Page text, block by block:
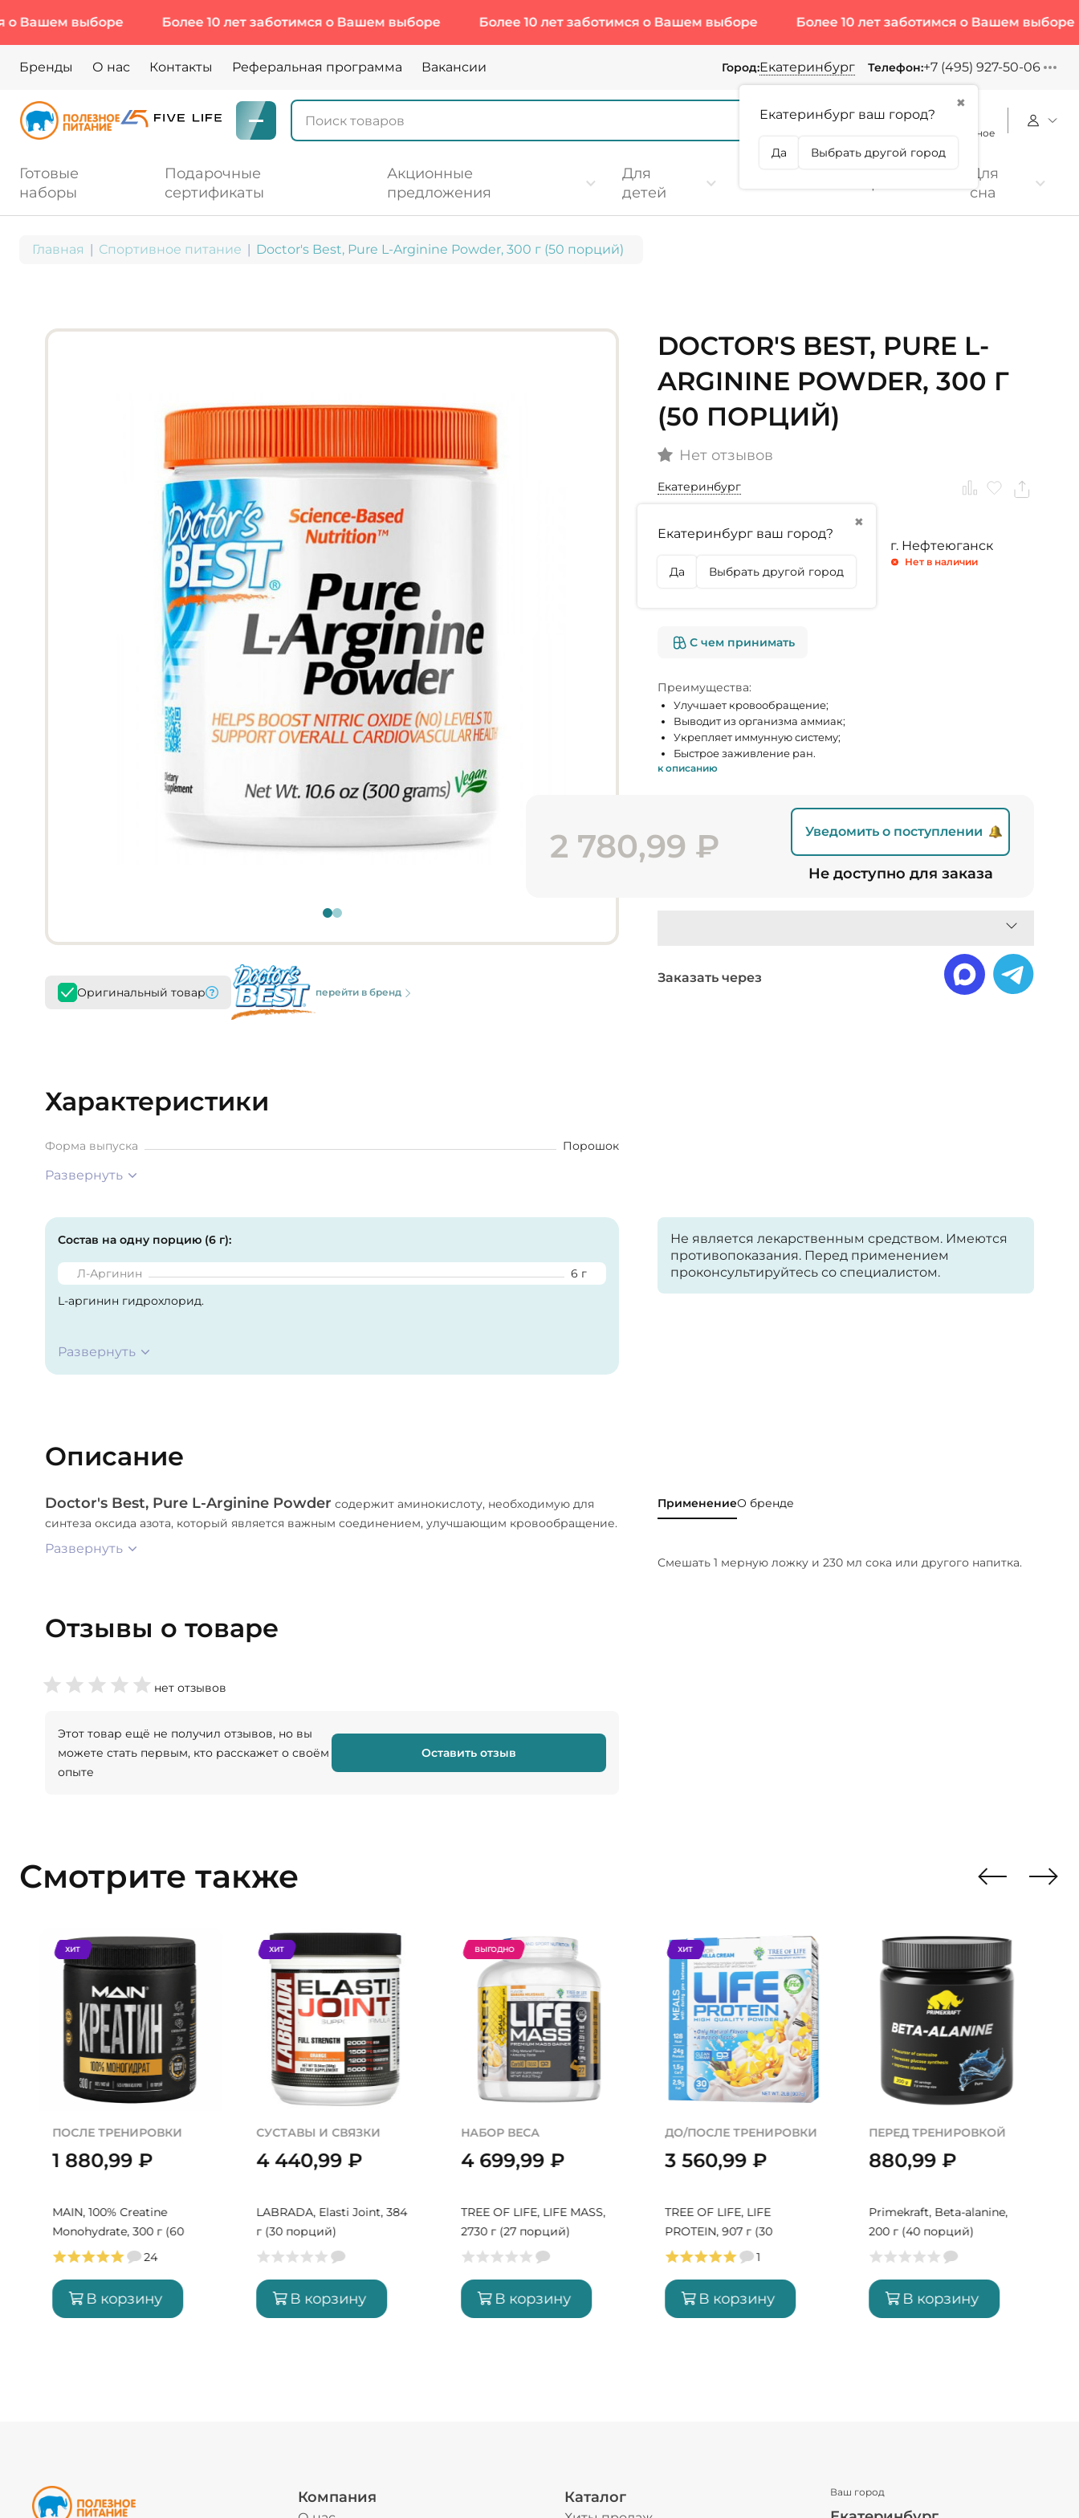
выборе Более 10 лет заботимся о Вашем выборе Более 10 лет заботимся о Вашем выборе Более 10 лет заботимся о Вашем выборе
Бренды О нас Контакты Реферальная программа Вакансии Город:Екатеринбург
✖
Екатеринбург ваш город?
Да Выбрать другой город
Телефон:+7 (495) 927-50-06
Избранное
Готовые
наборы
Подарочные
сертификаты
Акционные
предложения
Для
детей
Для
сна
Главная Спортивное питание Doctor's Best, Pure L-Arginine Powder, 300 г (50 порций)
Оригинальный товар перейти в бренд
DOCTOR'S BEST, PURE L-
ARGININE POWDER, 300 Г
(50 ПОРЦИЙ)
Нет отзывов
Екатеринбург
✖
Екатеринбург ваш город?
Да Выбрать другой город
г. Екатеринбург г. Тюмень г. Нефтеюганск
Нет в наличии
С чем принимать
Преимущества:
Улучшает кровообращение;
Выводит из организма аммиак;
Укрепляет иммунную систему;
Быстрое заживление ран.
к описанию
2 780,99 ₽ Уведомить о поступлении
Не доступно для заказа
Заказать через
Характеристики
Форма выпуска Порошок
Развернуть
Не является лекарственным средством. Имеются
противопоказания. Перед применением
проконсультируйтесь со специалистом.
Состав на одну порцию (6 г):
Л-Аргинин
6 г
L-аргинин гидрохлорид.
Развернуть
Описание
Doctor's Best, Pure L-Arginine Powder содержит аминокислоту, необходимую для
синтеза оксида азота, который является важным соединением, улучшающим кровообращение.
Развернуть
ПрименениеО бренде
Смешать 1 мерную ложку и 230 мл сока или другого напитка.
Отзывы о товаре
нет отзывов
Этот товар ещё не получил отзывов, но вы
можете стать первым, кто расскажет о своём
опыте
Оставить отзыв
Смотрите также
ХИТ
ПОСЛЕ ТРЕНИРОВКИ
1 880,99 ₽
MAIN, 100% Creatine
Monohydrate, 300 г (60
порций)
24
В корзину
ХИТ
СУСТАВЫ И СВЯЗКИ
4 440,99₽
LABRADA, Elasti Joint, 384
г (30 порций)
В корзину
ВЫГОДНО
НАБОР ВЕСА
4 699,99 ₽
TREE OF LIFE, LIFE MASS,
2730 г (27 порций)
В корзину
ХИТ
ДО/ПОСЛЕ ТРЕНИРОВКИ
3 560,99₽
TREE OF LIFE, LIFE
PROTEIN, 907 г (30
порций)
1
В корзину
ПЕРЕД ТРЕНИРОВКОЙ
880,99₽
Primekraft, Beta-alanine,
200 г (40 порций)
В корзину
Компания Каталог Ваш город